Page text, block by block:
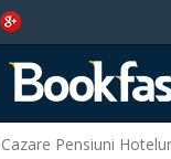
Pensiuni